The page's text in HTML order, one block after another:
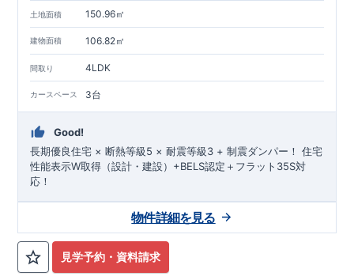
土地面積 150.96㎡
建物面積 106.82㎡
間取り 4LDK
カースペース 3台
Good!
長期優良住宅 × 断熱等級5 × 耐震等級3 + 制震ダンパー！ 住宅
性能表示W取得（設計・建設）+BELS認定＋フラット35S対
応！
見学予約・資料請求
物件詳細を見る